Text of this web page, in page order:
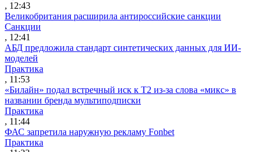
, 12:43
Великобритания расширила антироссийские санкции
Санкции
, 12:41
АБД предложила стандарт синтетических данных для ИИ-
моделей
Практика
, 11:53
«Билайн» подал встречный иск к Т2 из-за слова «микс» в
названии бренда мультиподписки
Практика
, 11:44
ФАС запретила наружную рекламу Fonbet
Практика